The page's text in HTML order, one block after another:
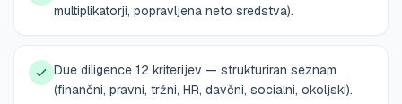
multiplikatorji, popravljena neto sredstva).
Due diligence 12 kriterijev — strukturiran seznam
(finančni, pravni, tržni, HR, davčni, socialni, okoljski).